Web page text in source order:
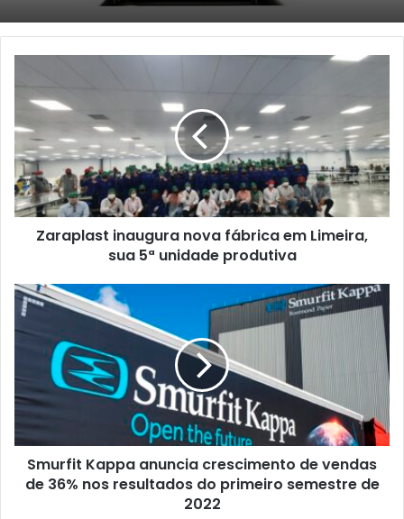
inaugura
nova
em
Limeira,
sua
5ª
unidade
produtiva
Zaraplast inaugura nova fábrica em Limeira,
sua 5ª unidade produtiva
Smurfit
Kappa
anuncia
crescimento
vendas
de
36%
nos
resultados
do
Smurfit Kappa anuncia crescimento de vendas
de 36% nos resultados do primeiro semestre de
2022